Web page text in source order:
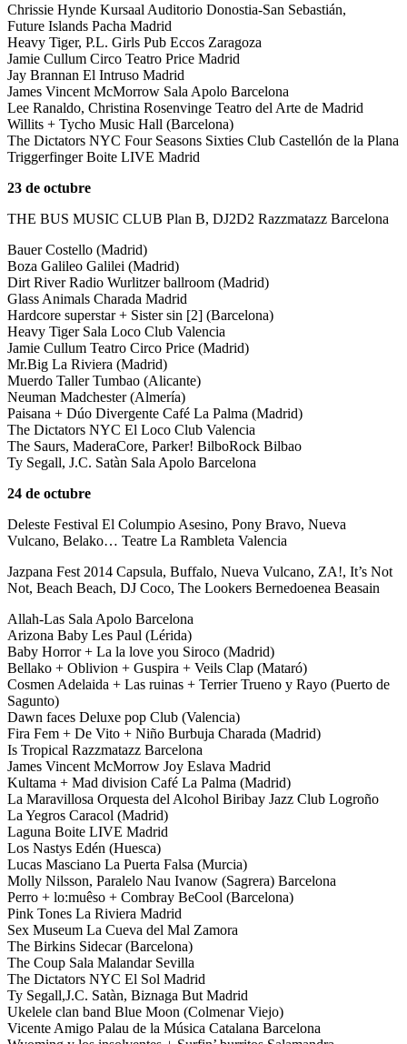
Chrissie Hynde Kursaal Auditorio Donostia-San Sebastián,
Future Islands Pacha Madrid
Heavy Tiger, P.L. Girls Pub Eccos Zaragoza
Jamie Cullum Circo Teatro Price Madrid
Jay Brannan El Intruso Madrid
James Vincent McMorrow Sala Apolo Barcelona
Lee Ranaldo, Christina Rosenvinge Teatro del Arte de Madrid
Willits + Tycho Music Hall (Barcelona)
The Dictators NYC Four Seasons Sixties Club Castellón de la Plana
Triggerfinger Boite LIVE Madrid
23 de octubre
THE BUS MUSIC CLUB Plan B, DJ2D2 Razzmatazz Barcelona
Bauer Costello (Madrid)
Boza Galileo Galilei (Madrid)
Dirt River Radio Wurlitzer ballroom (Madrid)
Glass Animals Charada Madrid
Hardcore superstar + Sister sin [2] (Barcelona)
Heavy Tiger Sala Loco Club Valencia
Jamie Cullum Teatro Circo Price (Madrid)
Mr.Big La Riviera (Madrid)
Muerdo Taller Tumbao (Alicante)
Neuman Madchester (Almería)
Paisana + Dúo Divergente Café La Palma (Madrid)
The Dictators NYC El Loco Club Valencia
The Saurs, MaderaCore, Parker! BilboRock Bilbao
Ty Segall, J.C. Satàn Sala Apolo Barcelona
24 de octubre
Deleste Festival El Columpio Asesino, Pony Bravo, Nueva
Vulcano, Belako… Teatre La Rambleta Valencia
Jazpana Fest 2014 Capsula, Buffalo, Nueva Vulcano, ZA!, It’s Not
Not, Beach Beach, DJ Coco, The Lookers Bernedoenea Beasain
Allah-Las Sala Apolo Barcelona
Arizona Baby Les Paul (Lérida)
Baby Horror + La la love you Siroco (Madrid)
Bellako + Oblivion + Guspira + Veils Clap (Mataró)
Cosmen Adelaida + Las ruinas + Terrier Trueno y Rayo (Puerto de
Sagunto)
Dawn faces Deluxe pop Club (Valencia)
Fira Fem + De Vito + Niño Burbuja Charada (Madrid)
Is Tropical Razzmatazz Barcelona
James Vincent McMorrow Joy Eslava Madrid
Kultama + Mad division Café La Palma (Madrid)
La Maravillosa Orquesta del Alcohol Biribay Jazz Club Logroño
La Yegros Caracol (Madrid)
Laguna Boite LIVE Madrid
Los Nastys Edén (Huesca)
Lucas Masciano La Puerta Falsa (Murcia)
Molly Nilsson, Paralelo Nau Ivanow (Sagrera) Barcelona
Perro + lo:muêso + Combray BeCool (Barcelona)
Pink Tones La Riviera Madrid
Sex Museum La Cueva del Mal Zamora
The Birkins Sidecar (Barcelona)
The Coup Sala Malandar Sevilla
The Dictators NYC El Sol Madrid
Ty Segall,J.C. Satàn, Biznaga But Madrid
Ukelele clan band Blue Moon (Colmenar Viejo)
Vicente Amigo Palau de la Música Catalana Barcelona